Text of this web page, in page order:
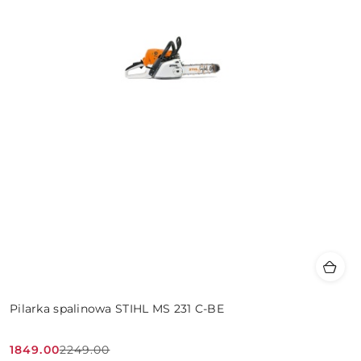
Pilarka spalinowa STIHL MS 231 C-BE
1849.002249.00